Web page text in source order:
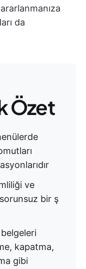
da
Özet
ve
bir ş
belgeleri
kapatma,
gibi